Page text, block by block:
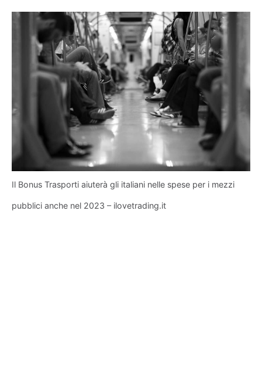
Il Bonus Trasporti aiuterà gli italiani nelle spese per i mezzi
pubblici anche nel 2023 – ilovetrading.it